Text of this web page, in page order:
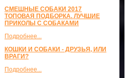
СМЕШНЫЕ СОБАКИ 2017
ТОПОВАЯ ПОДБОРКА. ЛУЧШИЕ
ПРИКОЛЫ С СОБАКАМИ
Подробнее...
КОШКИ И СОБАКИ - ДРУЗЬЯ, ИЛИ
ВРАГИ?
Подробнее...